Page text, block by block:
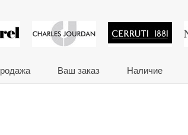
и
Ваш заказ Наличие